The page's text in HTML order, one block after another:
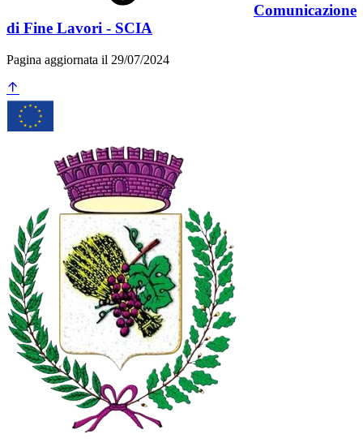
Comunicazione
di Fine Lavori - SCIA
Pagina aggiornata il 29/07/2024